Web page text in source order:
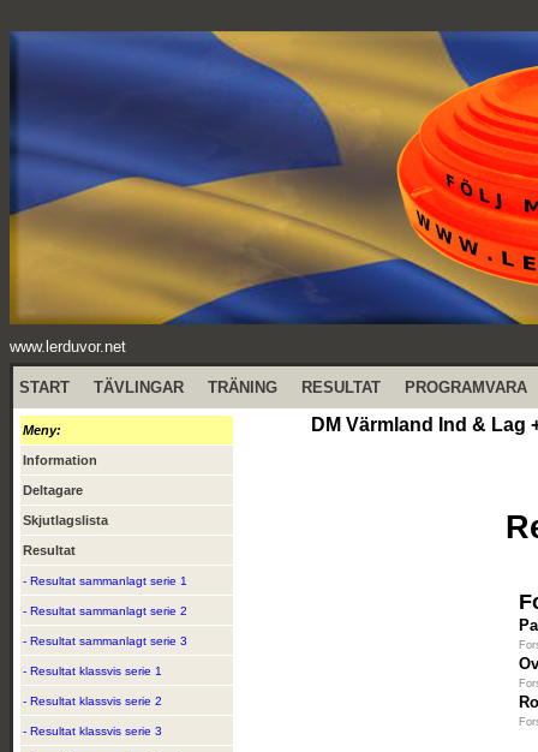
www.lerduvor.net
START TÄVLINGAR TRÄNING RESULTAT PROGRAMVARA
Meny:
Information
Deltagare
Skjutlagslista
Resultat
- Resultat sammanlagt serie 1
- Resultat sammanlagt serie 2
- Resultat sammanlagt serie 3
- Resultat klassvis serie 1
- Resultat klassvis serie 2
- Resultat klassvis serie 3
DM Värmland Ind &